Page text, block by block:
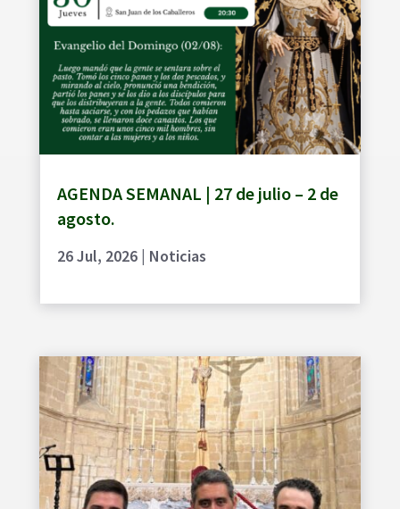
AGENDA SEMANAL | 27 de julio – 2 de
agosto.
26 Jul, 2026| Noticias